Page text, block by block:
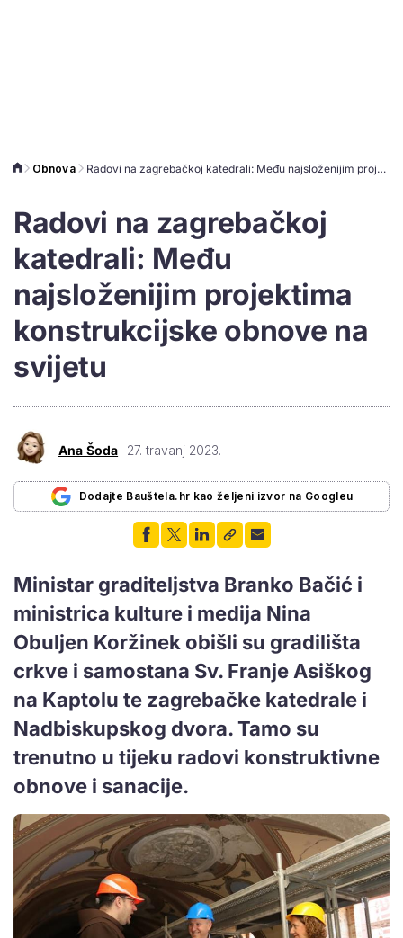
Obnova Radovi na zagrebačkoj katedrali: Među najsloženijim projektima konstrukcijske obnove na svijetu
Radovi na zagrebačkoj
katedrali: Među
najsloženijim projektima
konstrukcijske obnove na
svijetu
Ana Šoda 27. travanj 2023.
Dodajte Bauštela.hr kao željeni izvor na Googleu
Ministar graditeljstva Branko Bačić i
ministrica kulture i medija Nina
Obuljen Koržinek obišli su gradilišta
crkve i samostana Sv. Franje Asiškog
na Kaptolu te zagrebačke katedrale i
Nadbiskupskog dvora. Tamo su
trenutno u tijeku radovi konstruktivne
obnove i sanacije.